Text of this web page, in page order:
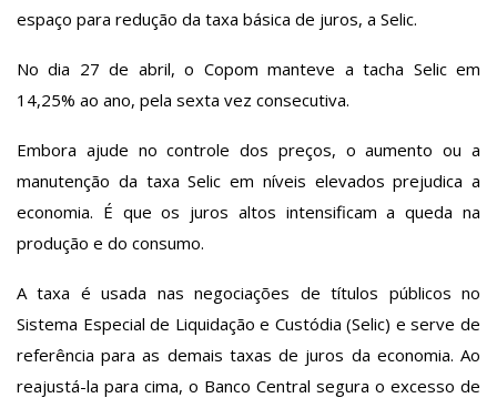
espaço para redução da taxa básica de juros, a Selic.
No dia 27 de abril, o Copom manteve a tacha Selic em
14,25% ao ano, pela sexta vez consecutiva.
Embora ajude no controle dos preços, o aumento ou a
manutenção da taxa Selic em níveis elevados prejudica a
economia. É que os juros altos intensificam a queda na
produção e do consumo.
A taxa é usada nas negociações de títulos públicos no
Sistema Especial de Liquidação e Custódia (Selic) e serve de
referência para as demais taxas de juros da economia. Ao
reajustá-la para cima, o Banco Central segura o excesso de